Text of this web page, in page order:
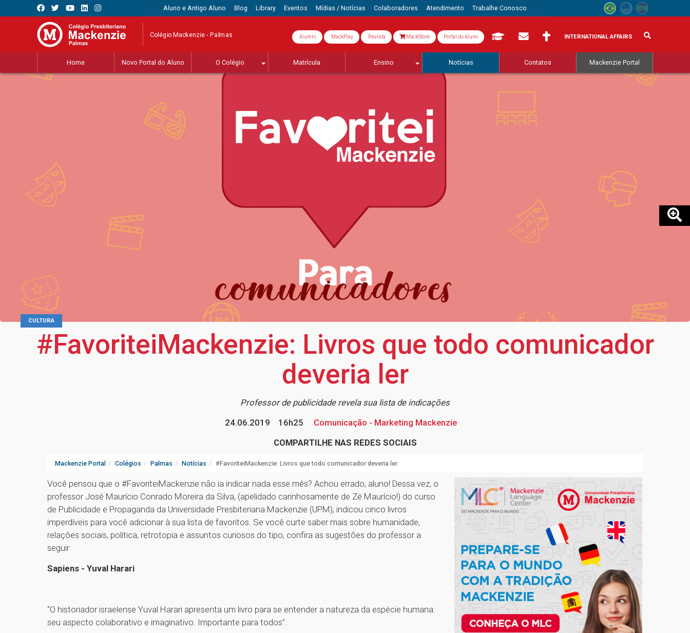
Aluno e Antigo Aluno Blog Library Eventos Mídias / Notícias Colaboradores Atendimento Trabalhe Conosco
Colégio Mackenzie - Palmas Alumni MackPlay Revista MackStore Portal do Aluno INTERNATIONAL AFFAIRS
Home Novo Portal do Aluno O Colégio Matrícula Ensino Notícias Contatos Mackenzie Portal
CULTURA
#FavoriteiMackenzie: Livros que todo comunicador
deveria ler
Professor de publicidade revela sua lista de indicações
24.06.2019
16h25
Comunicação - Marketing Mackenzie
COMPARTILHE NAS REDES SOCIAIS
Mackenzie Portal Colégios Palmas Notícias #FavoriteiMackenzie: Livros que todo comunicador deveria ler
Você pensou que o #FavoriteiMackenzie não ia indicar nada esse mês? Achou errado, aluno! Dessa vez, o
professor José Maurício Conrado Moreira da Silva, (apelidado carinhosamente de Zé Maurício!) do curso
de Publicidade e Propaganda da Universidade Presbiteriana Mackenzie (UPM), indicou cinco livros
imperdíveis para você adicionar à sua lista de favoritos. Se você curte saber mais sobre humanidade,
relações sociais, política, retrotopia e assuntos curiosos do tipo, confira as sugestões do professor a
seguir:
Sapiens - Yuval Harari
“O historiador israelense Yuval Harari apresenta um livro para se entender a natureza da espécie humana:
seu aspecto colaborativo e imaginativo. Importante para todos”.